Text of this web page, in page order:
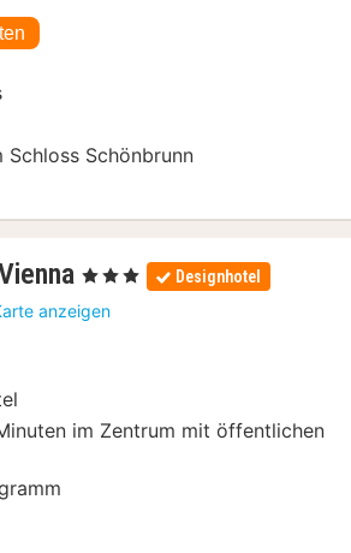
Schönbrunn
1
Nacht
ab
, 3 Sterne Designhotel
anzeigen
im Zentrum mit öffentlichen